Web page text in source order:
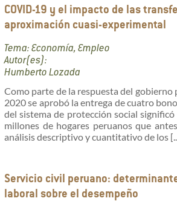
COVID-19 y el impacto de las
aproximación cuasi-experimental
Tema: Economía, Empleo
Autor(es):
Humberto Lozada
Como parte de la respuesta del
2020 se aprobó la entrega de cuatro
del sistema de protección social
millones de hogares peruanos que
análisis descriptivo y cuantitativo de los
Servicio civil peruano:
laboral sobre el desempeño